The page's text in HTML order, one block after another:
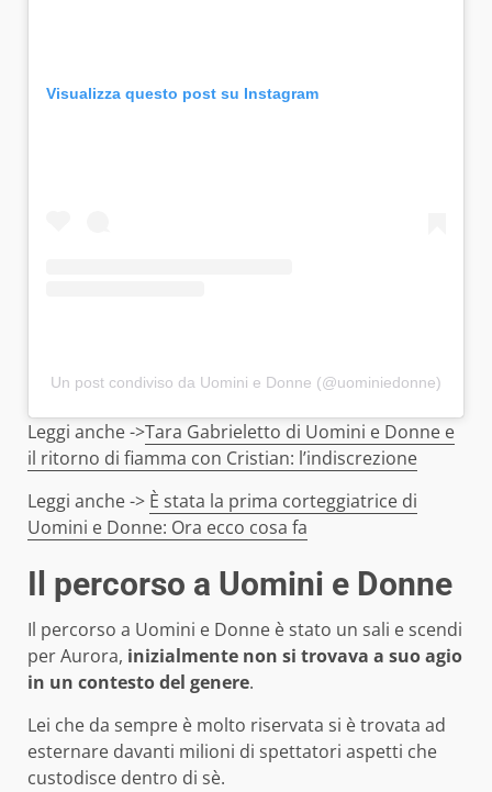
Visualizza questo post su Instagram
Un post condiviso da Uomini e Donne (@uominiedonne)
Leggi anche ->Tara Gabrieletto di Uomini e Donne e
il ritorno di fiamma con Cristian: l’indiscrezione
Leggi anche -> È stata la prima corteggiatrice di
Uomini e Donne: Ora ecco cosa fa
Il percorso a Uomini e Donne
Il percorso a Uomini e Donne è stato un sali e scendi
per Aurora, inizialmente non si trovava a suo agio
in un contesto del genere.
Lei che da sempre è molto riservata si è trovata ad
esternare davanti milioni di spettatori aspetti che
custodisce dentro di sè.